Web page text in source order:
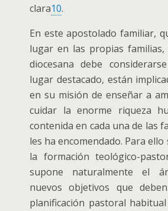
clara10.
En este apostolado familiar,
lugar en las propias familias,
diocesana debe
lugar destacado, están
en su misión de enseñar a
cuidar la enorme riqueza
contenida en cada una de las
les ha encomendado. Para
la formación teológico-
supone naturalmente el
nuevos objetivos que
planificación pastoral